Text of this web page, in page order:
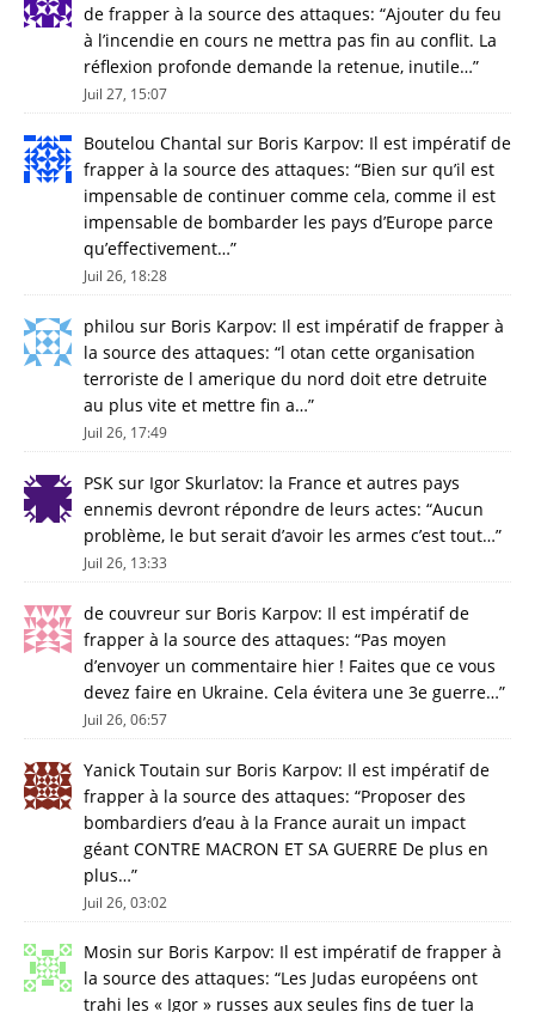
de frapper à la source des attaques: “Ajouter du feu
à l’incendie en cours ne mettra pas fin au conflit. La
réflexion profonde demande la retenue, inutile…”
Juil 27, 15:07
Boutelou Chantal sur Boris Karpov: Il est impératif de
frapper à la source des attaques: “Bien sur qu’il est
impensable de continuer comme cela, comme il est
impensable de bombarder les pays d’Europe parce
qu’effectivement…”
Juil 26, 18:28
philou sur Boris Karpov: Il est impératif de frapper à
la source des attaques: “l otan cette organisation
terroriste de l amerique du nord doit etre detruite
au plus vite et mettre fin a…”
Juil 26, 17:49
PSK sur Igor Skurlatov: la France et autres pays
ennemis devront répondre de leurs actes: “Aucun
problème, le but serait d’avoir les armes c’est tout…”
Juil 26, 13:33
de couvreur sur Boris Karpov: Il est impératif de
frapper à la source des attaques: “Pas moyen
d’envoyer un commentaire hier ! Faites que ce vous
devez faire en Ukraine. Cela évitera une 3e guerre…”
Juil 26, 06:57
Yanick Toutain sur Boris Karpov: Il est impératif de
frapper à la source des attaques: “Proposer des
bombardiers d’eau à la France aurait un impact
géant CONTRE MACRON ET SA GUERRE De plus en
plus…”
Juil 26, 03:02
Mosin sur Boris Karpov: Il est impératif de frapper à
la source des attaques: “Les Judas européens ont
trahi les « Igor » russes aux seules fins de tuer la